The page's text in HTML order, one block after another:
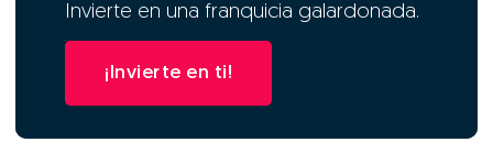
Invierte en una franquicia galardonada.
¡Invierte en ti!